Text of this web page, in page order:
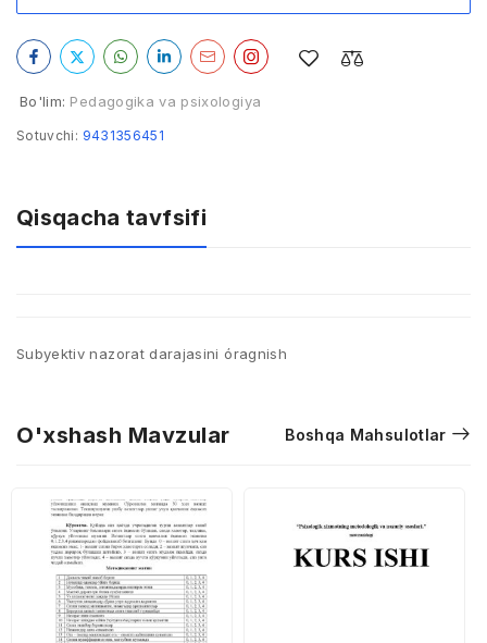
Bo'lim: Pedagogika va psixologiya
Sotuvchi: 9431356451
Qisqacha tavfsifi
Subyektiv nazorat darajasini óragnish
O'xshash Mavzular Boshqa Mahsulotlar